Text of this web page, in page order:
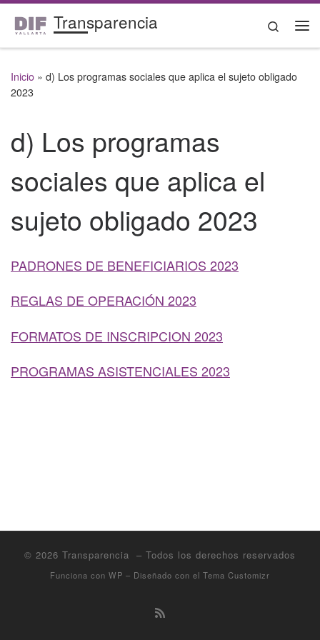
Saltar al contenido
Transparencia
Search
Inicio » d) Los programas sociales que aplica el sujeto obligado
2023
d) Los programas
sociales que aplica el
sujeto obligado 2023
PADRONES DE BENEFICIARIOS 2023
REGLAS DE OPERACIÓN 2023
FORMATOS DE INSCRIPCION 2023
PROGRAMAS ASISTENCIALES 2023
© 2026 Transparencia – Todos los derechos reservados
Funciona con WP – Diseñado con el Tema Customizr